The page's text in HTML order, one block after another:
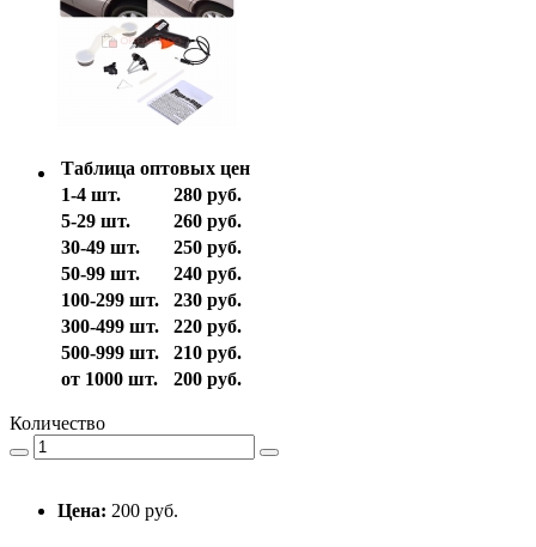
Таблица оптовых цен
1-4 шт.
280 руб.
5-29 шт.
260 руб.
30-49 шт.
250 руб.
50-99 шт.
240 руб.
100-299 шт.
230 руб.
300-499 шт.
220 руб.
500-999 шт.
210 руб.
от 1000 шт.
200 руб.
Количество
Цена: 200 руб.